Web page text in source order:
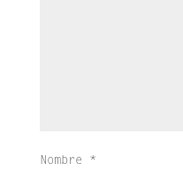
Nombre *